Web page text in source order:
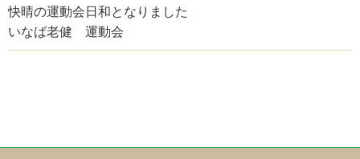
快晴の運動会日和となりました
いなば老健 運動会